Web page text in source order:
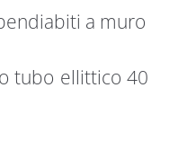
a muro
tubo ellittico 40